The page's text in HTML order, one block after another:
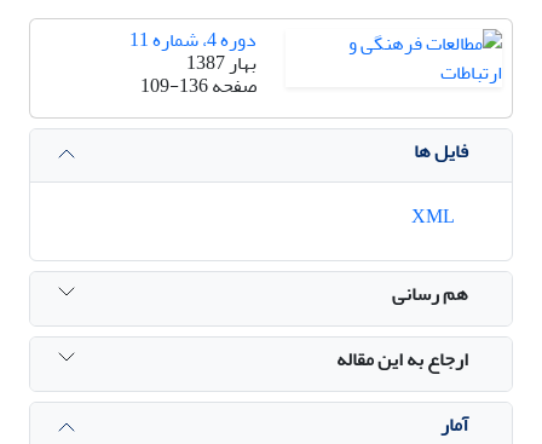
دوره 4، شماره 11
بهار 1387
صفحه109-136
فایل ها
هم رسانی
ارجاع به این مقاله
آمار